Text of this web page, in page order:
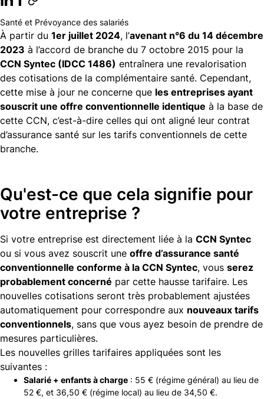
Santé et Prévoyance des salariés
À partir du 1er juillet 2024, l’avenant n°6 du 14 décembre
2023 à l’accord de branche du 7 octobre 2015 pour la
CCN Syntec (IDCC 1486) entraînera une revalorisation
des cotisations de la complémentaire santé. Cependant,
cette mise à jour ne concerne que les entreprises ayant
souscrit une offre conventionnelle identique à la base de
cette CCN, c’est-à-dire celles qui ont aligné leur contrat
d’assurance santé sur les tarifs conventionnels de cette
branche.
Qu'est-ce que cela signifie pour
votre entreprise ?
Si votre entreprise est directement liée à la CCN Syntec
ou si vous avez souscrit une offre d’assurance santé
conventionnelle conforme à la CCN Syntec, vous serez
probablement concerné par cette hausse tarifaire. Les
nouvelles cotisations seront très probablement ajustées
automatiquement pour correspondre aux nouveaux tarifs
conventionnels, sans que vous ayez besoin de prendre de
mesures particulières.
Les nouvelles grilles tarifaires appliquées sont les
suivantes :
Salarié + enfants à charge : 55 € (régime général) au lieu de
52 €, et 36,50 € (régime local) au lieu de 34,50 €.